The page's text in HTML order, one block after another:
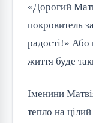
«Дорогий
покровитель
радості!»
життя буде
Іменини
тепло на